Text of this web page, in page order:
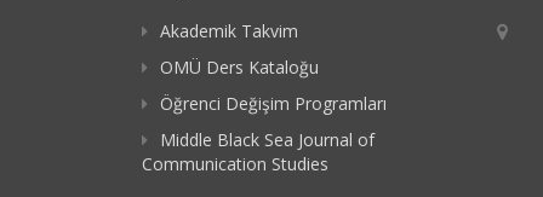
Akademik Takvim
OMÜ Ders Kataloğu
Öğrenci Değişim Programları
Middle Black Sea Journal of
Communication Studies